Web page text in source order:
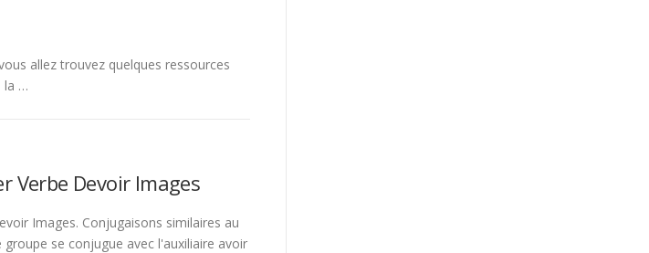
allez trouvez quelques ressources
la …
Verbe Devoir Images
Images. Conjugaisons similaires au
se conjugue avec l'auxiliaire avoir